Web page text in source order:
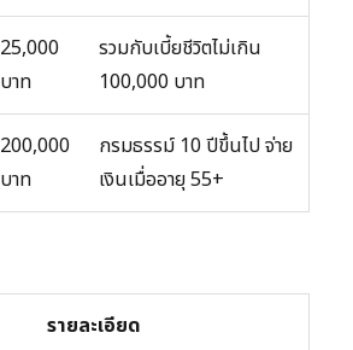
25,000
บาท
รวมกับเบี้ยชีวิตไม่เกิน
100,000 บาท
200,000
บาท
กรมธรรม์ 10 ปีขึ้นไป จ่าย
เงินเมื่ออายุ 55+
รายละเอียด